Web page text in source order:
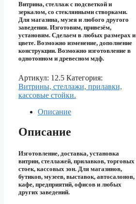
Витрина, стеллаж с подсветкой и
зеркалом, со стеклянными створками.
Для магазина, музея и любого другого
заведения. Изготовим, привезём,
установим. Сделаем в любых размерах и
цвете. Возможно изменение, дополнение
конструкции. Возможно изготовление в
однотонном и древесном мдф.
Артикул: 12.5 Категория:
Витрины, стеллажи, прилавки,
кассовые стойки.
Описание
Описание
Изготовление, доставка, установка
витрин, стеллажей, прилавков, торговых
стоек, кассовых зон. Для магазинов,
бутиков, музеев, выставок, автосалонов,
кафе, предприятий, офисов и любых
других заведений.